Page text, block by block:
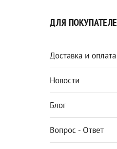
ДЛЯ
Доставка и оплата
Новости
Блог
Вопрос - Ответ